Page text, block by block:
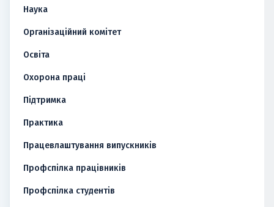
Наука
Організаційний комітет
Освіта
Охорона праці
Підтримка
Практика
Працевлаштування випускників
Профспілка працівників
Профспілка студентів